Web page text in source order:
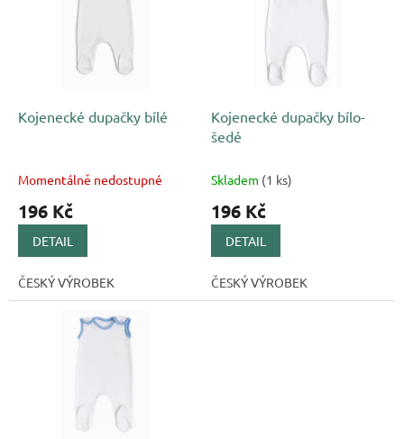
Kojenecké dupačky bílé
Momentálně nedostupné
196 Kč
DETAIL
ČESKÝ VÝROBEK
Kojenecké dupačky bílo-
šedé
Skladem (1 ks)
196 Kč
DETAIL
ČESKÝ VÝROBEK